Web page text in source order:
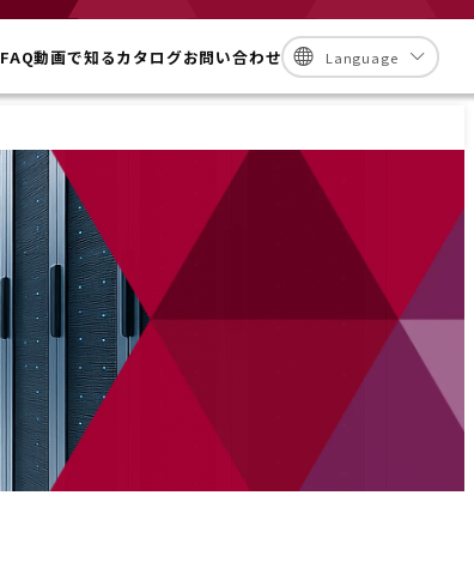
FAQ動画で知るカタログお問い合わせ Language